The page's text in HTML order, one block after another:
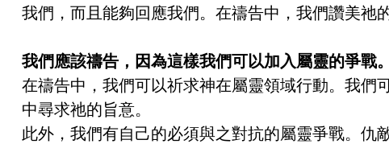
我們，而且能夠回應我們。在禱告中，我們讚美祂
我們應該禱告，因為這樣我們可以加入屬靈的爭戰。
在禱告中，我們可以祈求神在屬靈領域行動。我們
中尋求祂的旨意。
此外，我們有自己的必須與之對抗的屬靈爭戰。仇